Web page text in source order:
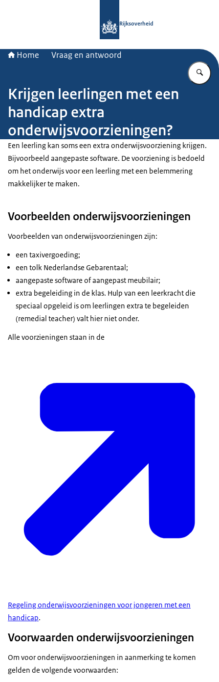
Rijksoverheid
Home Vraag en antwoord
Krijgen leerlingen met een
handicap extra
onderwijsvoorzieningen?
Een leerling kan soms een extra onderwijsvoorziening krijgen.
Bijvoorbeeld aangepaste software. De voorziening is bedoeld
om het onderwijs voor een leerling met een belemmering
makkelijker te maken.
Voorbeelden onderwijsvoorzieningen
Voorbeelden van onderwijsvoorzieningen zijn:
een taxivergoeding;
een tolk Nederlandse Gebarentaal;
aangepaste software of aangepast meubilair;
extra begeleiding in de klas. Hulp van een leerkracht die
speciaal opgeleid is om leerlingen extra te begeleiden
(remedial teacher) valt hier niet onder.
Alle voorzieningen staan in de
Regeling onderwijsvoorzieningen voor jongeren met een
handicap.
Voorwaarden onderwijsvoorzieningen
Om voor onderwijsvoorzieningen in aanmerking te komen
gelden de volgende voorwaarden: